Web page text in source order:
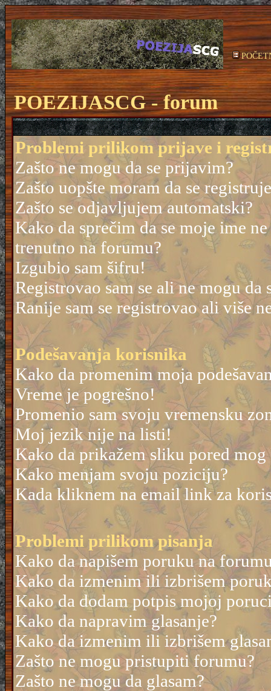
POEZIJASCG - forum
Problemi prilikom prijave i
Zašto ne mogu da se prijavim?
Zašto uopšte moram da se
Zašto se odjavljujem automatski?
Kako da sprečim da se moje ime
trenutno na forumu?
Izgubio sam šifru!
Registrovao sam se ali ne mogu
Ranije sam se registrovao ali više
Podešavanja korisnika
Kako da promenim moja
Vreme je pogrešno!
Promenio sam svoju vremensku
Moj jezik nije na listi!
Kako da prikažem sliku pored
Kako menjam svoju poziciju?
Kada kliknem na email link za
Problemi prilikom pisanja
Kako da napišem poruku na
Kako da izmenim ili izbrišem
Kako da dodam potpis mojoj
Kako da napravim glasanje?
Kako da izmenim ili izbrišem
Zašto ne mogu pristupiti forumu?
Zašto ne mogu da glasam?